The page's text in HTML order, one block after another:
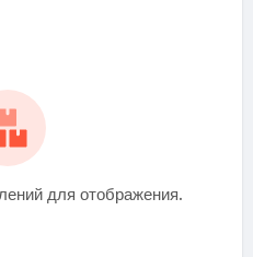
для отображения.